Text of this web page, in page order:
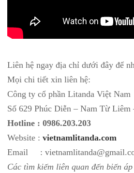
Liên hệ ngay địa chỉ dưới đây để
Mọi chi tiết xin liên hệ:
Công ty cổ phần Litanda Việt Nam
Số 629 Phúc Diễn – Nam Từ Liêm
Hotline : 0986.203.203
Website : vietnamlitanda.com
Email :
Các tìm kiếm liên quan đến biến